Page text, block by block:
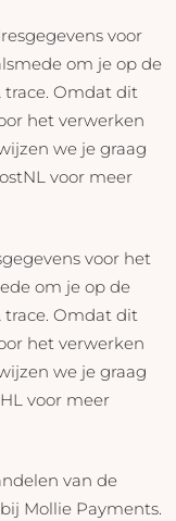
voor
om je op de
trace. Omdat dit
het verwerken
we je graag
voor meer
voor het
om je op de
trace. Omdat dit
het verwerken
we je graag
voor meer
van de
Mollie Payments.